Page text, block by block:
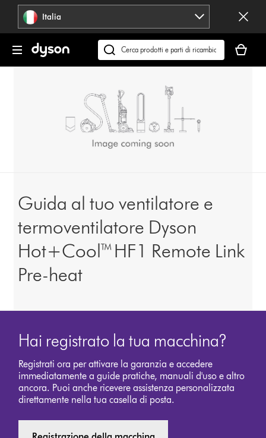
navigazione Italia
Cerca
su
carrello
è
Guida al tuo ventilatore e
termoventilatore Dyson
Hot+Cool™ HF1 Remote Link
Pre-heat
Hai registrato la tua macchina?
Registrati ora per attivare la garanzia e accedere
immediatamente a guide pratiche, manuali d'uso e altro
ancora. Puoi anche ricevere assistenza personalizzata
direttamente nella tua casella di posta.